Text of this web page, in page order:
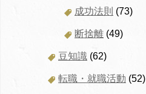
成功法則 (73)
断捨離 (49)
豆知識 (62)
転職・就職活動 (52)